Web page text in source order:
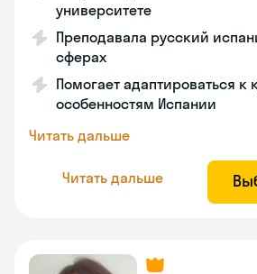
университете
Преподавала русский
сферах
Помогает адаптироваться к
особенностям Испании
Читать дальше
Читать дальше